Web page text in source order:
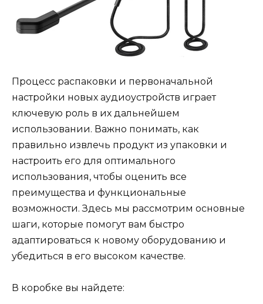
Процесс распаковки и первоначальной
настройки новых аудиоустройств играет
ключевую роль в их дальнейшем
использовании. Важно понимать, как
правильно извлечь продукт из упаковки и
настроить его для оптимального
использования, чтобы оценить все
преимущества и функциональные
возможности. Здесь мы рассмотрим основные
шаги, которые помогут вам быстро
адаптироваться к новому оборудованию и
убедиться в его высоком качестве.
В коробке вы найдете: